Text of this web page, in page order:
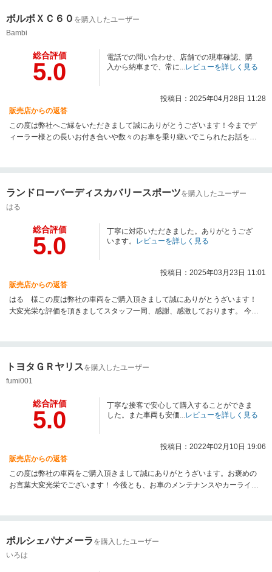
ボルボＸＣ６０ を購入したユーザー
Bambi
総合評価
5.0
電話での問い合わせ、店舗での現車確認、購
入から納車まで、常に...レビューを詳しく見る
投稿日：2025年04月28日 11:28
販売店からの返答
この度は弊社へご縁をいただきまして誠にありがとうございます！今までデ
ィーラー様との長いお付き合いや数々のお車を乗り継いでこられたお話をお
くお願い申し上げます。
ランドローバーディスカバリースポーツを購入したユーザー
はる
総合評価
5.0
丁寧に対応いただきました。ありがとうござ
います。 レビューを詳しく見る
投稿日：2025年03月23日 11:01
販売店からの返答
はる 様この度は弊社の車両をご購入頂きまして誠にありがとうざいます！
大変光栄な評価を頂きましてスタッフ一同、感謝、感激しております。 今後
トヨタＧＲヤリスを購入したユーザー
fumi001
総合評価
5.0
丁寧な接客で安心して購入することができま
した。また車両も安価...レビューを詳しく見る
投稿日：2022年02月10日 19:06
販売店からの返答
この度は弊社の車両をご購入頂きまして誠にありがとうざいます。お褒めの
お言葉大変光栄でございます！ 今後とも、お車のメンテナンスやカーライフ
ポルシェパナメーラ を購入したユーザー
いろは